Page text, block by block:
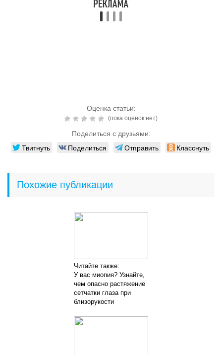
Оценка статьи:
(пока оценок нет)
Поделиться с друзьями:
Твитнуть Поделиться Отправить Класснуть
Похожие публикации
Читайте также:
У вас миопия? Узнайте,
чем опасно растяжение
сетчатки глаза при
близорукости